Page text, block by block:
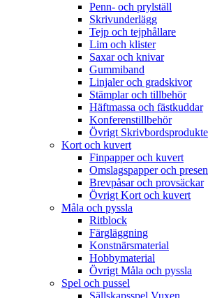
Penn- och prylställ
Skrivunderlägg
Tejp och tejphållare
Lim och klister
Saxar och knivar
Gummiband
Linjaler och gradskivor
Stämplar och tillbehör
Häftmassa och fästkuddar
Konferenstillbehör
Övrigt
Kort och kuvert
Finpapper och kuvert
Omslagspapper och
Brevpåsar och provsäckar
Övrigt Kort och kuvert
Måla och pyssla
Ritblock
Färgläggning
Konstnärsmaterial
Hobbymaterial
Övrigt Måla och pyssla
Spel och pussel
Sällskapsspel Vuxen